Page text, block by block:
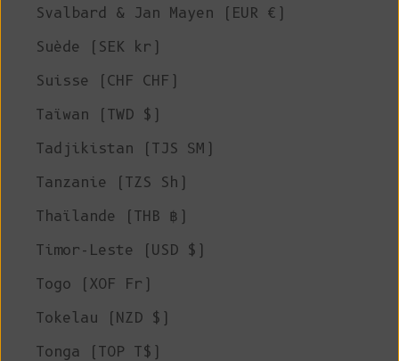
Svalbard & Jan Mayen (EUR €)
Suède (SEK kr)
Suisse (CHF CHF)
Taïwan (TWD $)
Tadjikistan (TJS ЅМ)
Tanzanie (TZS Sh)
Thaïlande (THB ฿)
Timor-Leste (USD $)
Togo (XOF Fr)
Tokelau (NZD $)
Tonga (TOP T$)